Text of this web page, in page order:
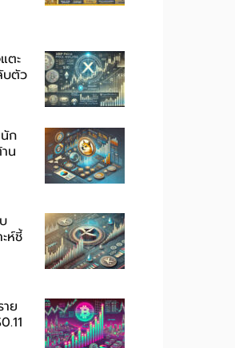
ตะ
ตัว
ก
น
ห์ชี้
ย